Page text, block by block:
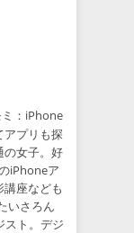
：iPhone
アプリも探
の女子。好
iPhoneア
座なども
いさろん
スト。デジ